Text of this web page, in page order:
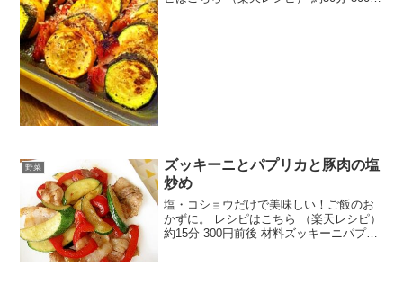
野菜
ズッキーニとパプリカと豚肉の塩
炒め
塩・コショウだけで美味しい！ご飯のお
かずに。 レシピはこちら （楽天レシピ）
約15分 300円前後 材料ズッキーニパプリ